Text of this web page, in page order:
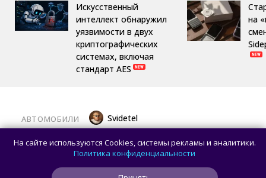
Искусственный
интеллект обнаружил
уязвимости в двух
криптографических
системах, включая
стандарт AES
на
АВТОМОБИЛИ Svidetel
В России стартовали продажи
гибридного TANK 400 «Техно
Премиум» — цены и комплектации
На сайте используются Cookies, системы рекламы и аналитики.
Политика конфиденциальности